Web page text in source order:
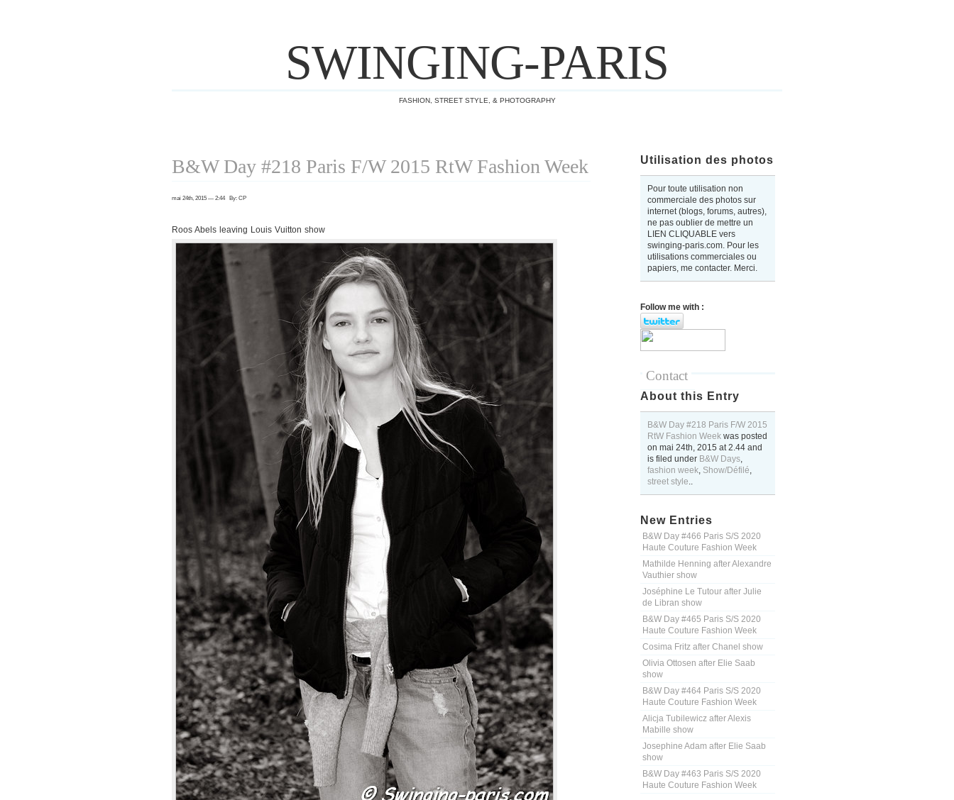
SWINGING-PARIS
FASHION, STREET STYLE, & PHOTOGRAPHY
Utilisation des photos
Pour toute utilisation non
commerciale des photos sur
internet (blogs, forums, autres),
ne pas oublier de mettre un
LIEN CLIQUABLE vers
swinging-paris.com. Pour les
utilisations commerciales ou
papiers, me contacter. Merci.
Follow me with :
Contact
About this Entry
B&W Day #218 Paris F/W 2015
RtW Fashion Week was posted
on mai 24th, 2015 at2.44 and
is filed under B&W Days,
fashion week, Show/Défilé,
street style..
New Entries
B&W Day #466 Paris S/S 2020
Haute Couture Fashion Week
Mathilde Henning after Alexandre
Vauthier show
Joséphine Le Tutour after Julie
de Libran show
B&W Day #465 Paris S/S 2020
Haute Couture Fashion Week
Cosima Fritz after Chanel show
Olivia Ottosen after Elie Saab
show
B&W Day #464 Paris S/S 2020
Haute Couture Fashion Week
Alicja Tubilewicz after Alexis
Mabille show
Josephine Adam after Elie Saab
show
B&W Day #463 Paris S/S 2020
Haute Couture Fashion Week
B&W Day #218 Paris F/W 2015 RtW Fashion Week
mai 24th, 2015 — 2:44 By: CP
Roos Abels leaving Louis Vuitton show